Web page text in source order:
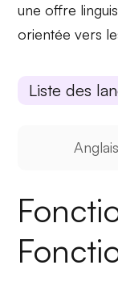
une offre
orientée vers
Liste des
Anglais